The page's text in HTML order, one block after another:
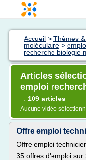
Accueil > Thèmes
moléculaire >
recherche biologie
Articles
emploi
→ 109 articles
Aucune vidéo
Offre emploi
Offre emploi
35 offres d'emploi sur